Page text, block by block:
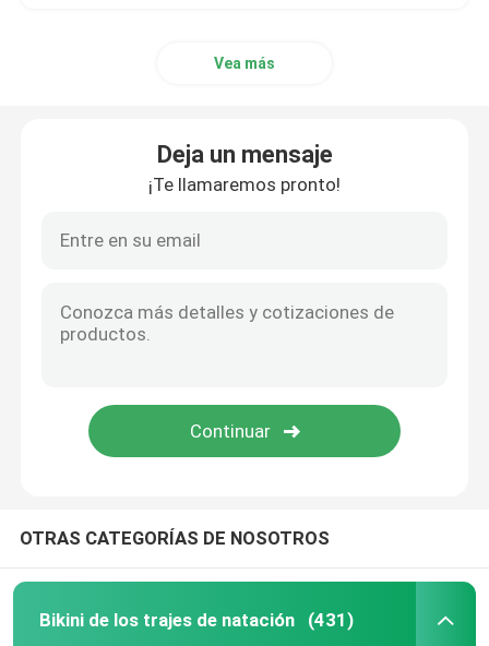
Vea más
Deja un mensaje
¡Te llamaremos pronto!
OTRAS CATEGORÍAS DE NOSOTROS
Bikini de los trajes de natación (431)